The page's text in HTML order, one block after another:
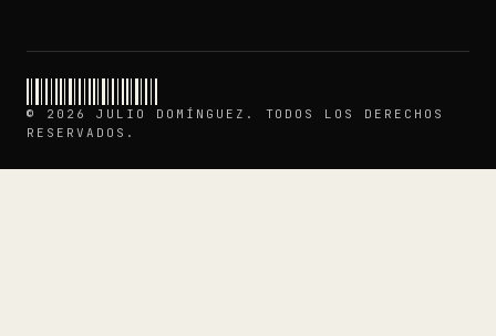
© 2026 JULIO DOMÍNGUEZ. TODOS LOS DERECHOS
RESERVADOS.